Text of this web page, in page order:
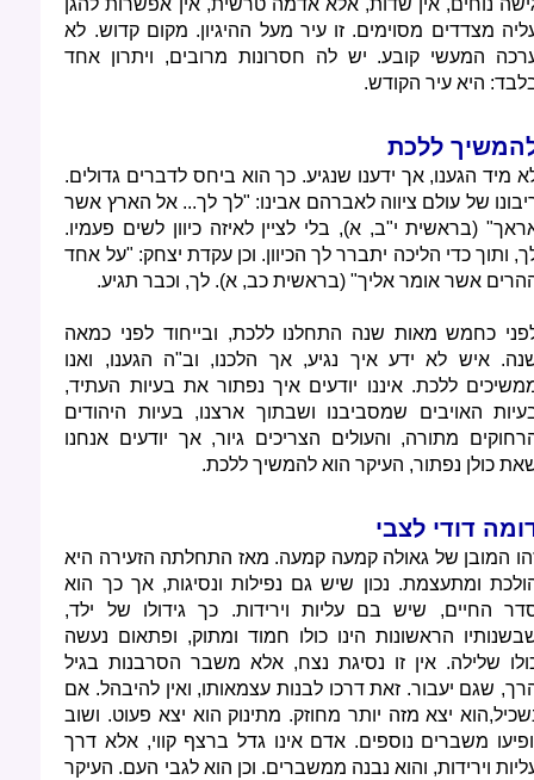
נוחים, אין שדות, אלא אדמה טרשית, אין אפשרות להגן
מצדדים מסוימים. זו עיר מעל ההיגיון. מקום קדוש. לא
המעשי קובע. יש לה חסרונות מרובים, ויתרון אחד
היא עיר הקודש.
ללכת
מיד הגענו, אך ידענו שנגיע. כך הוא ביחס לדברים גדולים.
של עולם ציווה לאברהם אבינו: "לך לך... אל הארץ אשר
(בראשית י"ב, א), בלי לציין לאיזה כיוון לשים פעמיו.
ותוך כדי הליכה יתברר לך הכיוון. וכן עקדת יצחק: "על אחד
אשר אומר אליך" (בראשית כב, א). לך, וכבר תגיע.
כחמש מאות שנה התחלנו ללכת, ובייחוד לפני כמאה
איש לא ידע איך נגיע, אך הלכנו, וב"ה הגענו, ואנו
ללכת. איננו יודעים איך נפתור את בעיות העתיד,
האויבים שמסביבנו ושבתוך ארצנו, בעיות היהודים
מתורה, והעולים הצריכים גיור, אך יודעים אנחנו
כולן נפתור, העיקר הוא להמשיך ללכת.
דודי לצבי
המובן של גאולה קמעה קמעה. מאז התחלתה הזעירה היא
ומתעצמת. נכון שיש גם נפילות ונסיגות, אך כך הוא
החיים, שיש בם עליות וירידות. כך גידולו של ילד,
הראשונות הינו כולו חמוד ומתוק, ופתאום נעשה
שלילה. אין זו נסיגת נצח, אלא משבר הסרבנות בגיל
שגם יעבור. זאת דרכו לבנות עצמאותו, ואין להיבהל. אם
יצא מזה יותר מחוזק. מתינוק הוא יצא פעוט. ושוב
משברים נוספים. אדם אינו גדל ברצף קווי, אלא דרך
וירידות, והוא נבנה ממשברים. וכן הוא לגבי העם. העיקר